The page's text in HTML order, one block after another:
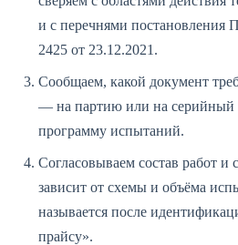
и с перечнями постановления
2425 от 23.12.2021.
Сообщаем, какой документ
— на партию или на серийный
программу испытаний.
Согласовываем состав работ и
зависит от схемы и объёма
называется после
прайсу».